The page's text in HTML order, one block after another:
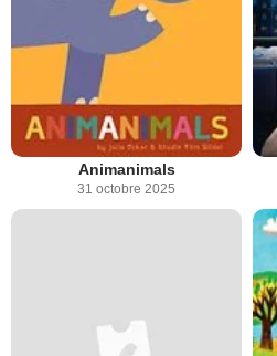
Animanimals
31 octobre 2025